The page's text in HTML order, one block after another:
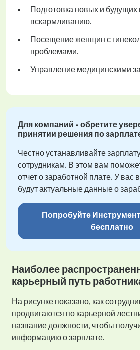
Подготовка новых и будущих
вскармливанию.
Посещение женщин с
проблемами.
Управление медицинскими
Для компаний - обретите
принятии решения по
Честно устанавливайте
сотрудникам. В этом вам
отчет о заработной плате. У вас
будут актуальные данные о
Попробуйте
бесплатно
Наиболее
карьерный путь
На рисунке показано, как
продвигаются по карьерной
название должности, чтобы
информацию о зарплате.